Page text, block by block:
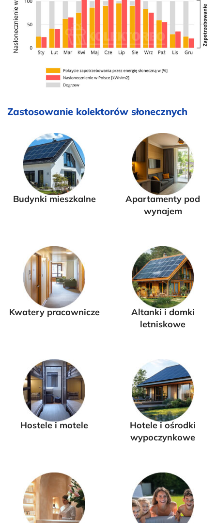
Zastosowanie kolektorów słonecznych
Budynki mieszkalne
Apartamenty pod
wynajem
Kwatery pracownicze
Altanki i domki
letniskowe
Hostele i motele
Hotele i ośrodki
wypoczynkowe